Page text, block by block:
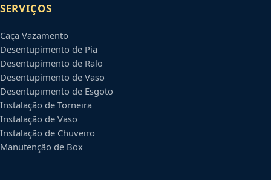
SERVIÇOS
Caça Vazamento
Desentupimento de Pia
Desentupimento de Ralo
Desentupimento de Vaso
Desentupimento de Esgoto
Instalação de Torneira
Instalação de Vaso
Instalação de Chuveiro
Manutenção de Box